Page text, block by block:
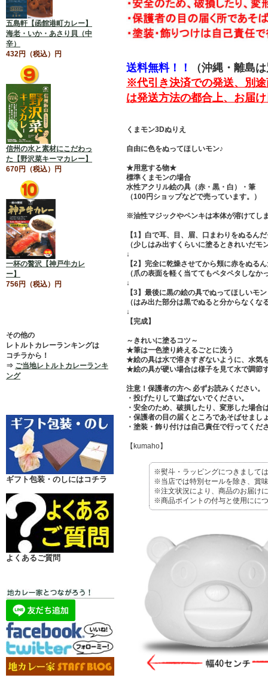
五島軒【函館港町カレー】
海老・いか・あさり貝（中
辛）
432円（税込）円
信州の水と素材にこだわっ
た【野沢菜キーマカレー】
670円（税込）円
一杯の贅沢【神戸牛カレ
ー】
756円（税込）円
その他の
レトルトカレーランキングは
コチラから！
⇒ ご当地レトルトカレーランキ
ング
ギフト包装・のしにはコチラ
よくあるご質問
送料無料！！
（沖縄・離島
※代引き決済での発送、別
は発送方法の都合上、お届
くまモン3Dぬりえ
自由に色をぬってほしいモン♪
★用意する物★
標準くまモンの場合
水性アクリル絵の具（赤・黒・白）・筆
（100円ショップなどで売っています。）
※油性マジックやペンキは本体が溶けてし
【1】白で耳、目、眉、口まわりをぬるん
（少しはみ出すくらいに塗るときれいだモ
↓
【2】完全に乾燥させてから頬に赤をぬる
（爪の表面を軽く当ててもペタペタしなか
↓
【3】最後に黒の絵の具でぬってほしいモ
（はみ出た部分は黒でぬると分からなくな
↓
【完成】
～きれいに塗るコツ～
★筆は一色塗り終えるごとに洗う
★絵の具は水で溶きすぎないように、水気
★絵の具が硬い場合は様子を見て水で調節
注意！保護者の方へ 必ずお読みください。
・投げたりして遊ばないでください。
・安全のため、破損したり、変形した場合
・保護者の目の届くところであそばせまし
・塗装・飾り付けは自己責任で行ってく
【kumaho】
※熨斗・ラッピングにつきましては
※当店では特別セールを除き、賞
※注文状況により、商品のお届け
※商品ポイントの付与と使用にに